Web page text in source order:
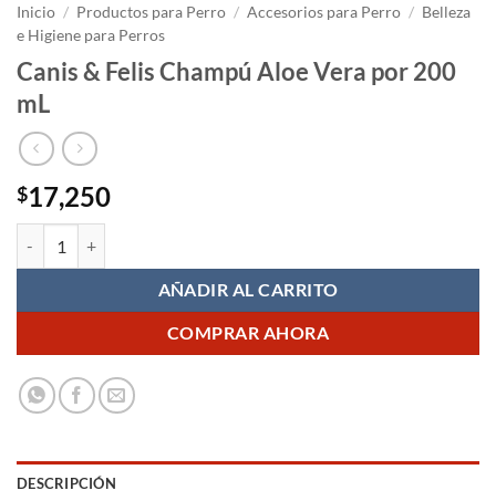
Inicio / Productos para Perro / Accesorios para Perro / Belleza
e Higiene para Perros
Canis & Felis Champú Aloe Vera por 200
mL
$17,250
AÑADIR AL CARRITO
COMPRAR AHORA
DESCRIPCIÓN